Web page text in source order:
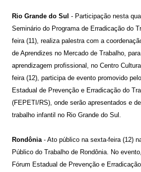
Rio Grande do Sul - Participação nesta
Seminário do Programa de Erradicação do
feira (11), realiza palestra com a
de Aprendizes no Mercado de Trabalho,
aprendizagem profissional, no Centro
feira (12), participa de evento promovido
Estadual de Prevenção e Erradicação do
(FEPETI/RS), onde serão apresentados e
trabalho infantil no Rio Grande do Sul.
Rondônia- Ato público na sexta-feira (12)
Público do Trabalho de Rondônia. No
Fórum Estadual de Prevenção e